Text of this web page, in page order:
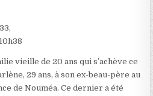
vieille de 20 ans qui s’achève ce
29 ans, à son ex-beau-père au
de Nouméa. Ce dernier a été